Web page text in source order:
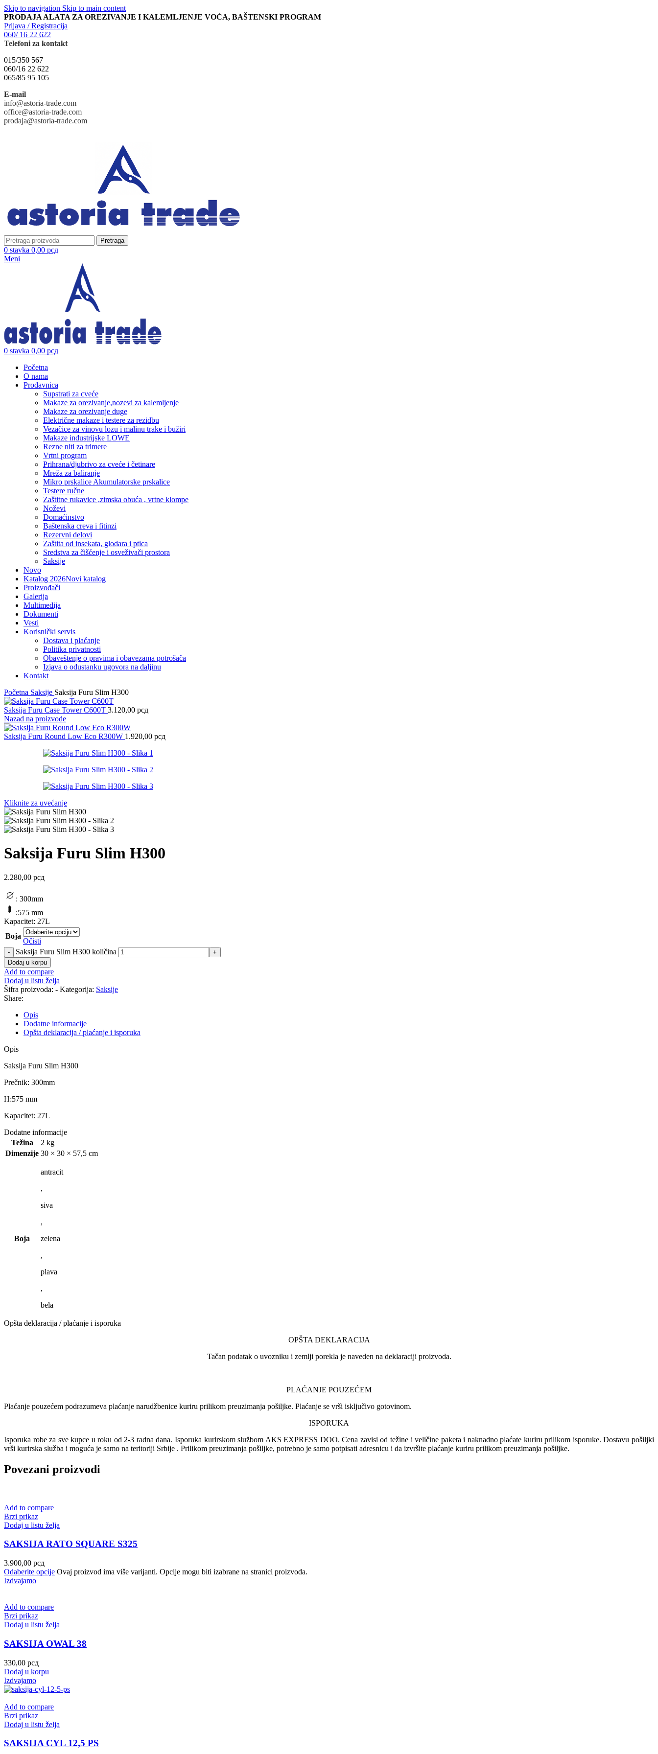
Skip to navigation Skip to main content
PRODAJA ALATA ZA OREZIVANJE I KALEMLJENJE VOĆA, BAŠTENSKI PROGRAM
Prijava / Registracija
060/ 16 22 622
Telefoni za kontakt
015/350 567
060/16 22 622
065/85 95 105
E-mail
info@astoria-trade.com
office@astoria-trade.com
prodaja@astoria-trade.com
Pretraga
0 stavka 0,00 рсд
Meni
0 stavka 0,00 рсд
Početna
O nama
Prodavnica
Supstrati za cveće
Makaze za orezivanje,nozevi za kalemljenje
Makaze za orezivanje duge
Električne makaze i testere za rezidbu
Vezačice za vinovu lozu i malinu trake i bužiri
Makaze industrijske LOWE
Rezne niti za trimere
Vrtni program
Prihrana/djubrivo za cveće i četinare
Mreža za baliranje
Mikro prskalice Akumulatorske prskalice
Testere ručne
Zaštitne rukavice ,zimska obuća , vrtne klompe
Noževi
Domaćinstvo
Baštenska creva i fitinzi
Rezervni delovi
Zaštita od insekata, glodara i ptica
Sredstva za čišćenje i osveživači prostora
Saksije
Novo
Katalog 2026Novi katalog
Proizvođači
Galerija
Multimedija
Dokumenti
Vesti
Korisnički servis
Dostava i plaćanje
Politika privatnosti
Obaveštenje o pravima i obavezama potrošača
Izjava o odustanku ugovora na daljinu
Kontakt
Početna Saksije Saksija Furu Slim H300
Saksija Furu Case Tower C600T 3.120,00 рсд
Nazad na proizvode
Saksija Furu Round Low Eco R300W 1.920,00 рсд
Kliknite za uvećanje
Saksija Furu Slim H300
2.280,00 рсд
: 300mm
:575 mm
Kapacitet: 27L
Boja
Očisti
Saksija Furu Slim H300 količina
Dodaj u korpu
Add to compare
Dodaj u listu želja
Šifra proizvoda: - Kategorija: Saksije
Share:
Opis
Dodatne informacije
Opšta deklaracija / plaćanje i isporuka
Opis
Saksija Furu Slim H300
Prečnik: 300mm
H:575 mm
Kapacitet: 27L
Dodatne informacije
Težina
2 kg
Dimenzije 30 × 30 × 57,5 cm
Boja
antracit
,
siva
,
zelena
,
plava
,
bela
Opšta deklaracija / plaćanje i isporuka
OPŠTA DEKLARACIJA
Tačan podatak o uvozniku i zemlji porekla je naveden na deklaraciji proizvoda.
PLAĆANJE POUZEĆEM
Plaćanje pouzećem podrazumeva plaćanje narudžbenice kuriru prilikom preuzimanja pošiljke. Plaćanje se vrši isključivo gotovinom.
ISPORUKA
Isporuka robe za sve kupce u roku od 2-3 radna dana. Isporuka kurirskom službom AKS EXPRESS DOO. Cena zavisi od težine i veličine paketa i naknadno plaćate kuriru prilikom isporuke. Dostavu pošiljki
vrši kurirska služba i moguća je samo na teritoriji Srbije . Prilikom preuzimanja pošiljke, potrebno je samo potpisati adresnicu i da izvršite plaćanje kuriru prilikom preuzimanja pošiljke.
Povezani proizvodi
Add to compare
Brzi prikaz
Dodaj u listu želja
SAKSIJA RATO SQUARE S325
3.900,00 рсд
Odaberite opcije Ovaj proizvod ima više varijanti. Opcije mogu biti izabrane na stranici proizvoda.
Izdvajamo
Add to compare
Brzi prikaz
Dodaj u listu želja
SAKSIJA OWAL 38
330,00 рсд
Dodaj u korpu
Izdvajamo
Add to compare
Brzi prikaz
Dodaj u listu želja
SAKSIJA CYL 12,5 PS